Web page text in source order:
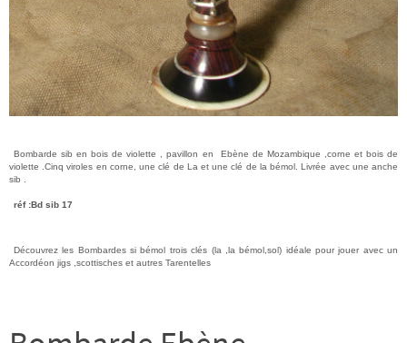
Bombarde sib en bois de violette , pavillon en Ebène de Mozambique ,corne et bois de
violette .Cinq viroles en corne, une clé de La et une clé de la bémol. Livrée avec une anche
sib .
réf :Bd sib 17
Découvrez les Bombardes si bémol trois clés (la ,la bémol,sol) idéale pour jouer avec un
Accordéon jigs ,scottisches et autres Tarentelles